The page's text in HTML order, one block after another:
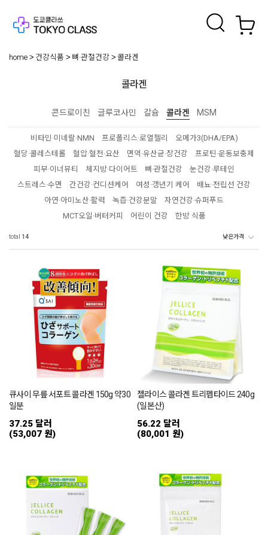
home 건강식품 뼈·관절건강 콜라겐
콜라겐
콘드로이친 글루코사민 칼슘 콜라겐 MSM
비타민·미네랄·NMN 프로폴리스·로열젤리
오메가3(DHA/EPA)
혈당·콜레스테롤
혈압·혈전·요산 면역·유산균·장건강
프로틴·운동보충제
피부·이너뷰티
체지방·다이어트 뼈·관절건강
눈건강·루테인
스트레스·수면
간건강·컨디션케어 여성·갱년기 케어
배뇨·전립선 건강
아연·아미노산·활력
녹즙·건강분말
자연건강·슈퍼푸드
MCT오일·버터커피
어린이 건강 한방 식품
total 14
큐사이 무릎 서포트 콜라겐 150g 약30
일분
37.25 달러
(53,007 원)
젤라이스 콜라겐 트리펩타이드 240g
(일본산)
56.22 달러
(80,001 원)